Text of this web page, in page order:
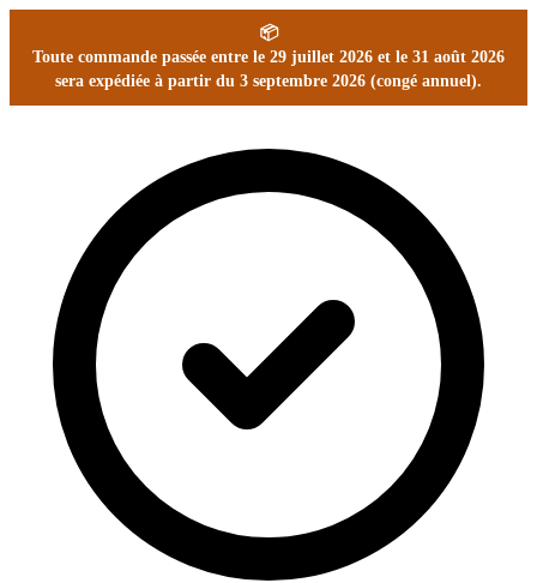
📦
Toute commande passée entre le 29 juillet 2026 et le 31 août 2026
sera expédiée à partir du 3 septembre 2026 (congé annuel).